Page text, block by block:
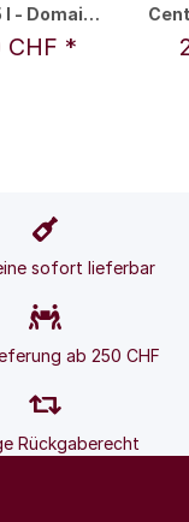
- Domaine
&
CHF *
l
sofort lieferbar
ab 250 CHF
Rückgaberecht